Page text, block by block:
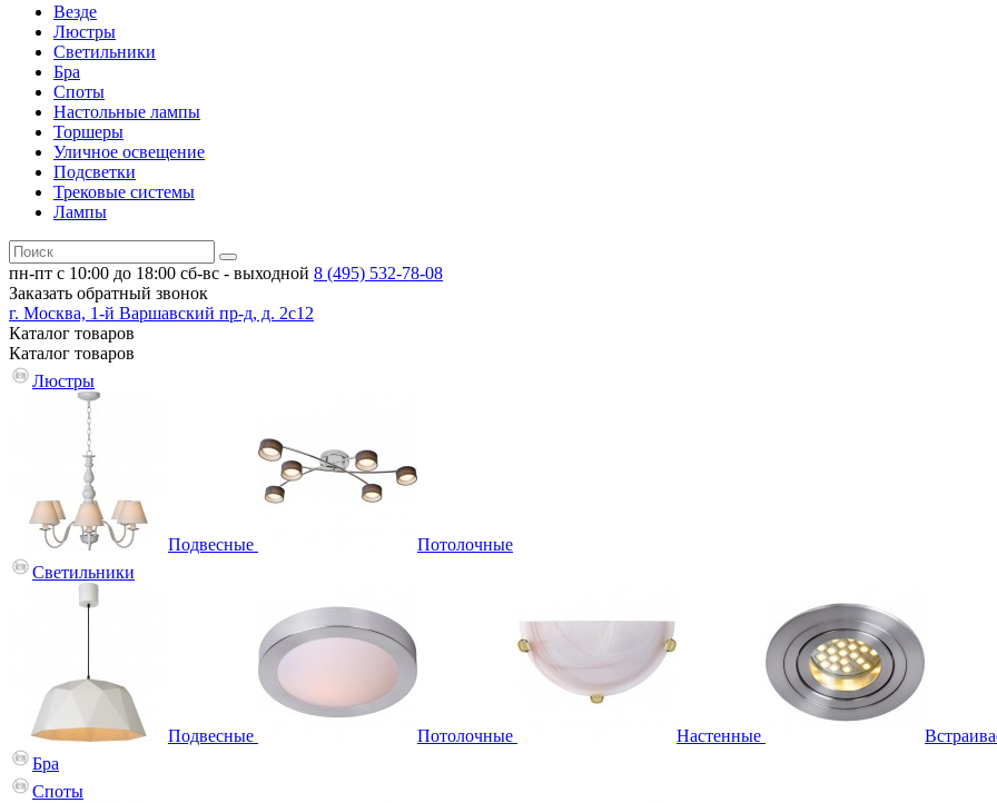
Везде
Люстры
Светильники
Бра
Споты
Настольные лампы
Торшеры
Уличное освещение
Подсветки
Трековые системы
Лампы
пн-пт с 10:00 до 18:00 сб-вс - выходной 8 (495) 532-78-08
Заказать обратный звонок
г. Москва, 1-й Варшавский пр-д, д. 2с12
Каталог товаров
Каталог товаров
Люстры
Подвесные
Потолочные
Светильники
Подвесные Потолочные Настенные
Бра
Споты